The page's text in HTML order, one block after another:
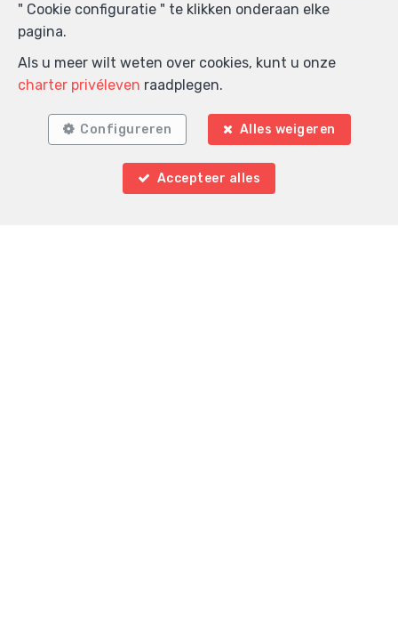
" Cookie configuratie " te klikken onderaan elke
pagina.
Als u meer wilt weten over cookies, kunt u onze
charter privéleven raadplegen.
Configureren Alles weigeren
Accepteer alles